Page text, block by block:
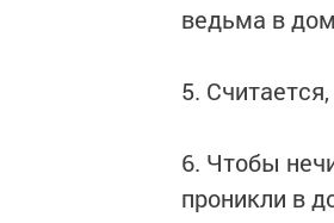
ведьма в
5.
6. Чтобы
проникли в